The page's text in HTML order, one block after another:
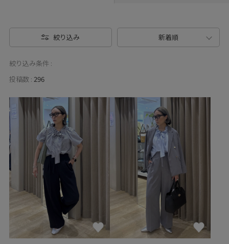
絞り込み 新着順
絞り込み条件 :
投稿数 : 296